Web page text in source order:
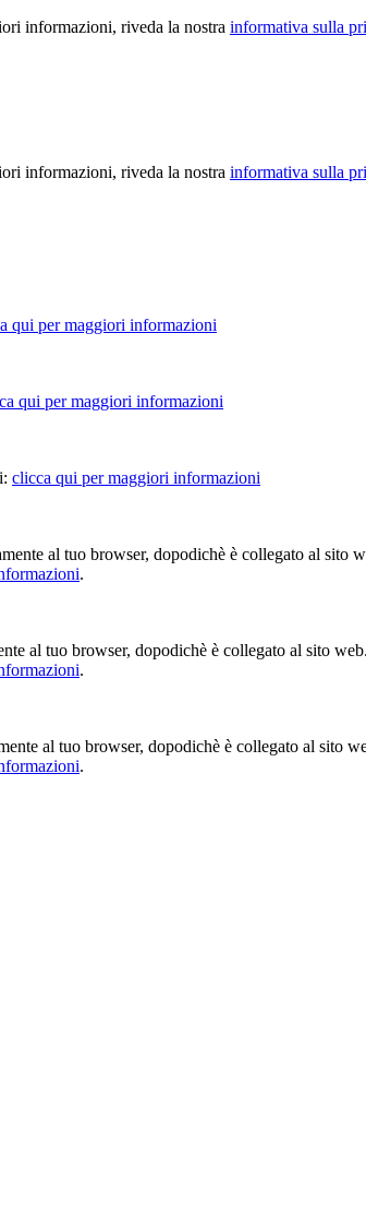
informazioni, riveda la nostra informativa sulla
informazioni, riveda la nostra informativa sulla
qui per maggiori informazioni
qui per maggiori informazioni
clicca qui per maggiori informazioni
al tuo browser, dopodichè è collegato al sito
.
al tuo browser, dopodichè è collegato al sito
.
al tuo browser, dopodichè è collegato al sito
.